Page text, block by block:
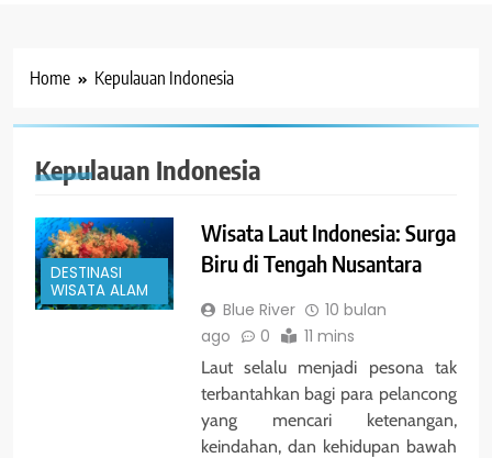
Home Kepulauan Indonesia
Kepulauan Indonesia
DESTINASI
WISATA ALAM
Wisata Laut Indonesia: Surga
Biru di Tengah Nusantara
Blue River
10 bulan
ago
0 11 mins
Laut selalu menjadi pesona tak
terbantahkan bagi para pelancong
yang mencari ketenangan,
keindahan, dan kehidupan bawah